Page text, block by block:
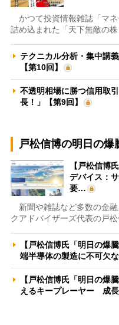
かつて投資情報雑誌「マ
詰め込まれた「天下無敵の
テクニカル分析・集中講
【第10回】
不透明相場に勝つ信用取
長！」【第9回】
戸松信博の明日の爆
【戸松信博
デバイス：
要…
新聞や雑誌など多数の金
クアドバイザーズ代表の戸
【戸松信博氏「明日の爆
端半導体の製造に不可欠
【戸松信博氏「明日の爆
えるキープレーヤー 成